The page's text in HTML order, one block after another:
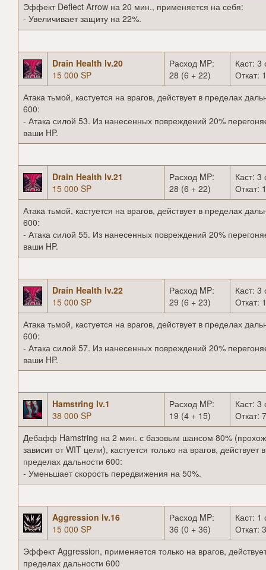
Эффект Deflect Arrow на 20 мин., применяется на себя:
- Увеличивает защиту на 22%.
Drain Health lv.20
15 000 SP
Расход MP:
28 (6 + 22)
Каст: 3
Откат:
Атака тьмой, кастуется на врагов, действует в пределах
600:
- Атака силой 53. Из нанесенных повреждений 20%
ваши HP.
Drain Health lv.21
15 000 SP
Расход MP:
28 (6 + 22)
Каст: 3
Откат:
Атака тьмой, кастуется на врагов, действует в пределах
600:
- Атака силой 55. Из нанесенных повреждений 20%
ваши HP.
Drain Health lv.22
15 000 SP
Расход MP:
29 (6 + 23)
Каст: 3
Откат:
Атака тьмой, кастуется на врагов, действует в пределах
600:
- Атака силой 57. Из нанесенных повреждений 20%
ваши HP.
Hamstring lv.1
38 000 SP
Расход MP:
19 (4 + 15)
Каст: 3
Откат:
Дебафф Hamstring на 2 мин. с базовым шансом 80%
зависит от WIT цели), кастуется только на врагов, действует в
пределах дальности 600:
- Уменьшает скорость передвижения на 50%.
Aggression lv.16
15 000 SP
Расход MP:
36 (0 + 36)
Каст: 1
Откат:
Эффект Aggression, применяется только на врагов,
пределах дальности 600